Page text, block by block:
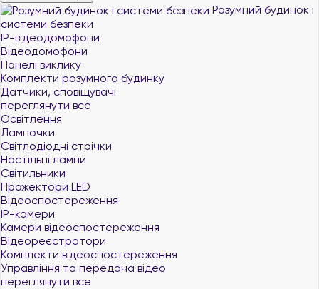
Розумний будинок і
системи безпеки
IP-відеодомофони
Відеодомофони
Панелі виклику
Комплекти розумного будинку
Датчики, сповіщувачі
переглянути все
Освітлення
Лампочки
Світлодіодні стрічки
Настільні лампи
Світильники
Прожектори LED
Відеоспостереження
IP-камери
Камери відеоспостереження
Відеореєстратори
Комплекти відеоспостереження
Управління та передача відео
переглянути все